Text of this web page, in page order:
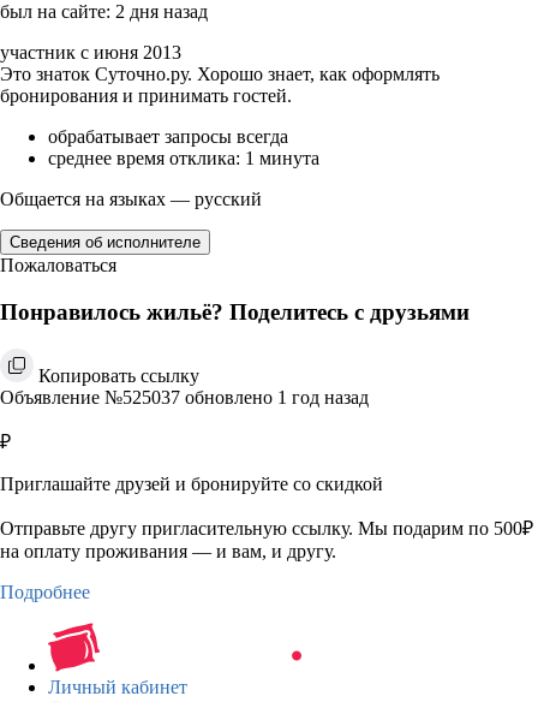
был на сайте: 2 дня назад
участник с июня 2013
Это знаток Суточно.ру. Хорошо знает, как оформлять
бронирования и принимать гостей.
обрабатывает запросы всегда
среднее время отклика: 1 минута
Общается на языках — русский
Сведения об исполнителе
Пожаловаться
Понравилось жильё? Поделитесь с друзьями
Копировать ссылку
Объявление №525037 обновлено 1 год назад
₽
Приглашайте друзей и бронируйте со скидкой
Отправьте другу пригласительную ссылку. Мы подарим по 500₽
на оплату проживания — и вам, и другу.
Подробнее
Личный кабинет